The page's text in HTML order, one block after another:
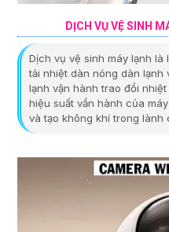
DỊCH VỤ VỆ SINH
Dịch vụ vệ sinh máy lạnh là
tải nhiệt dàn nóng dàn lạnh
lạnh vận hành trao đổi
hiệu suất vần hành của
và tạo không khí trong lành